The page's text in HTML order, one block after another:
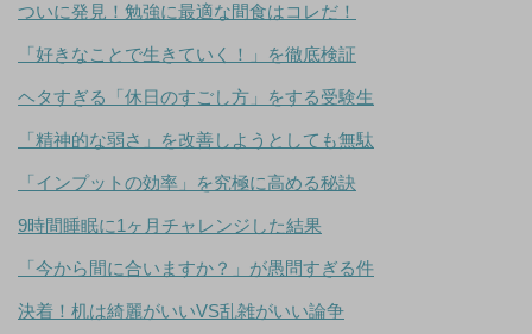
ついに発見！勉強に最適な間食はコレだ！
「好きなことで生きていく！」を徹底検証
ヘタすぎる「休日のすごし方」をする受験生
「精神的な弱さ」を改善しようとしても無駄
「インプットの効率」を究極に高める秘訣
9時間睡眠に1ヶ月チャレンジした結果
「今から間に合いますか？」が愚問すぎる件
決着！机は綺麗がいいVS乱雑がいい論争